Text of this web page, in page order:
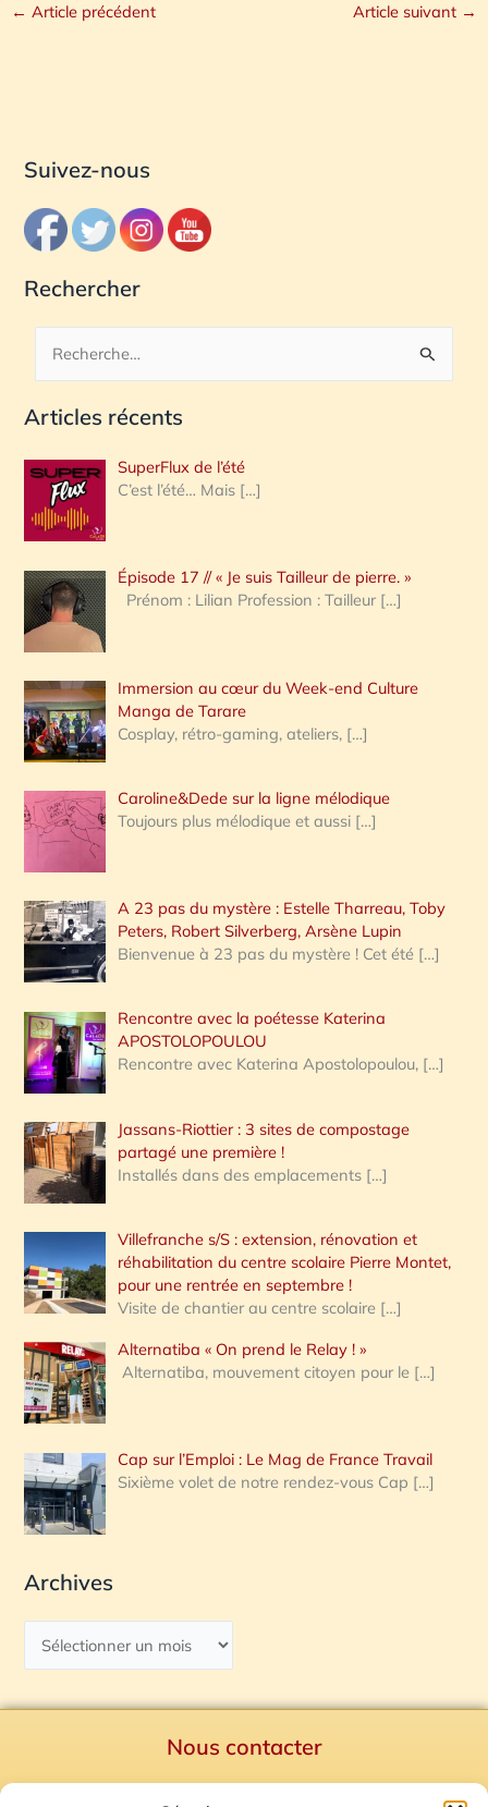
← Article précédent Article suivant →
Suivez-nous
Rechercher
c
e
r
c
h
e
:
Articles récents
SuperFlux de l’été
C’est l’été… Mais […]
Épisode 17 // « Je suis Tailleur de pierre. »
Prénom : Lilian Profession : Tailleur […]
Immersion au cœur du Week-end Culture
Manga de Tarare
Cosplay, rétro-gaming, ateliers, […]
Caroline&Dede sur la ligne mélodique
Toujours plus mélodique et aussi […]
A 23 pas du mystère : Estelle Tharreau, Toby
Peters, Robert Silverberg, Arsène Lupin
Bienvenue à 23 pas du mystère ! Cet été […]
Rencontre avec la poétesse Katerina
APOSTOLOPOULOU
Rencontre avec Katerina Apostolopoulou, […]
Jassans-Riottier : 3 sites de compostage
partagé une première !
Installés dans des emplacements […]
Villefranche s/S : extension, rénovation et
réhabilitation du centre scolaire Pierre Montet,
pour une rentrée en septembre !
Visite de chantier au centre scolaire […]
Alternatiba « On prend le Relay ! »
Alternatiba, mouvement citoyen pour le […]
Cap sur l’Emploi : Le Mag de France Travail
Sixième volet de notre rendez-vous Cap […]
Archives
Nous contacter